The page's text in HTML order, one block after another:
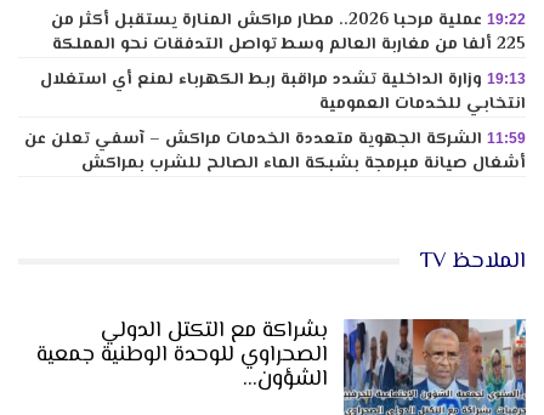
19:22
عملية مرحبا 2026.. مطار مراكش المنارة يستقبل أكثر من
225 ألفا من مغاربة العالم وسط تواصل التدفقات نحو المملكة
19:13 وزارة الداخلية تشدد مراقبة ربط الكهرباء لمنع أي استغلال
انتخابي للخدمات العمومية
11:59 الشركة الجهوية متعددة الخدمات مراكش – آسفي تعلن عن
أشغال صيانة مبرمجة بشبكة الماء الصالح للشرب بمراكش
الملاحظ TV
بشراكة مع التكتل الدولي
الصحراوي للوحدة الوطنية جمعية
الشؤون…